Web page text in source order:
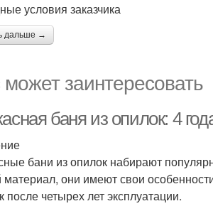
условия заказчика
дальше →
заинтересовать
баня из опилок: 4
бани из опилок набирают
они имеют свои
после четырех лет эксплуатации.